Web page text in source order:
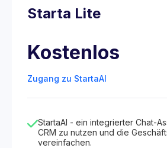
Starta Lite
Kostenlos
Zugang zu StartaAI
StartaAI - ein integrierter Chat-
CRM zu nutzen und die
vereinfachen.